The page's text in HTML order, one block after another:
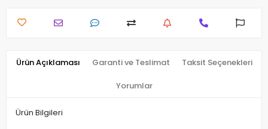
Ürün Açıklaması Garanti ve Teslimat Taksit Seçenekleri
Yorumlar
Ürün Bilgileri